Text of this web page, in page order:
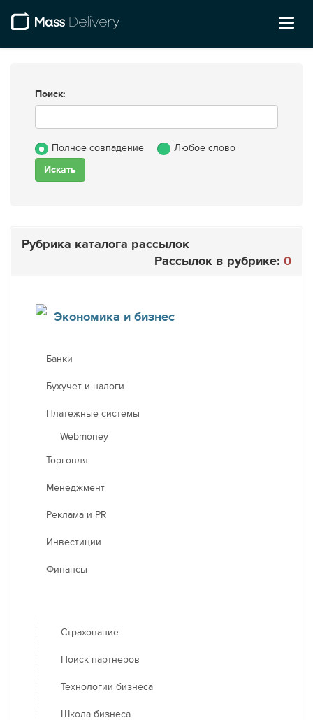
Поиск:
Полное совпадение Любое слово
Рубрика каталога рассылок
Рассылок в рубрике: 0
Экономика и бизнес
Банки
Бухучет и налоги
Платежные системы
Webmoney
Торговля
Менеджмент
Реклама и PR
Инвестиции
Финансы
Страхование
Поиск партнеров
Технологии бизнеса
Школа бизнеса